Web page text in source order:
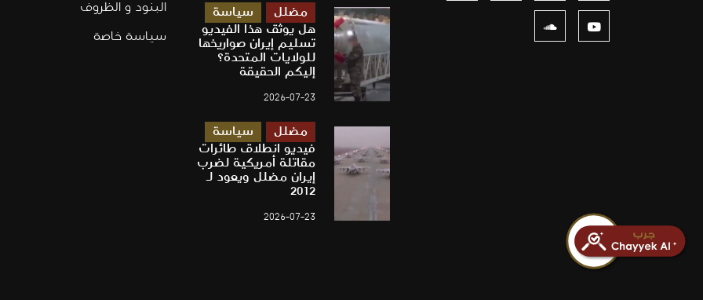
مضلل
سياسة
هل يوثق هذا الفيديو
تسليم إيران صواريخها
للولايات المتحدة؟
إليكم الحقيقة
2026-07-23
مضلل
سياسة
فيديو انطلاق طائرات
مقاتلة أمريكية لضرب
إيران مضلل ويعود لـ
2012
2026-07-23
البنود و الظروف
سياسة خاصة